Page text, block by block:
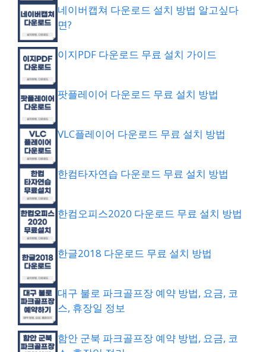
네이버캡쳐 다운로드 설치 방법 알고싶다
면?
이지PDF 다운로드 무료 설치 가이드
팟플레이어 다운로드 무료 설치 방법
VLC플레이어 다운로드 무료 설치 방법
한컴타자연습 다운로드 무료 설치 방법
한컴오피스2020 다운로드 무료 설치 방법
한글2018 다운로드 무료 설치 방법
대구 불로 파크골프장 예약 방법, 요금, 코
스, 휴장일 정보
함안 군북 파크골프장 예약 방법, 요금, 코